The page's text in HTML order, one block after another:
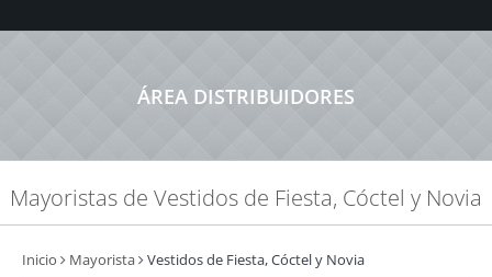
ÁREA DISTRIBUIDORES
Mayoristas de Vestidos de Fiesta, Cóctel y Novia
Inicio Mayorista Vestidos de Fiesta, Cóctel y Novia